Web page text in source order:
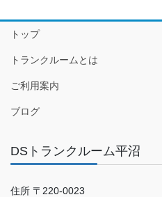
トップ
トランクルームとは
ご利用案内
ブログ
DSトランクルーム平沼
住所 〒220-0023